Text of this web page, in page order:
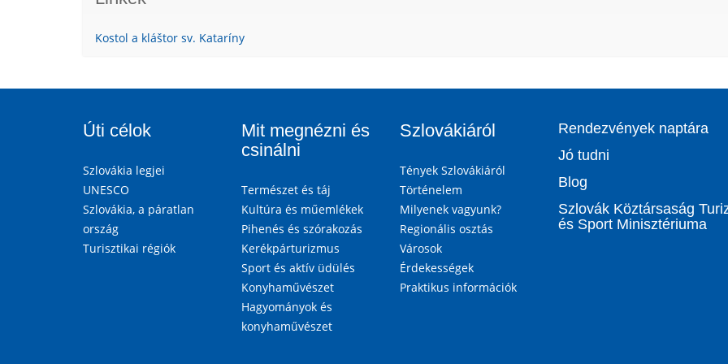
Kostol a kláštor sv. Kataríny
Úti célok
Szlovákia legjei
UNESCO
Szlovákia, a páratlan
ország
Turisztikai régiók
Mit megnézni és
csinálni
Természet és táj
Kultúra és műemlékek
Pihenés és szórakozás
Kerékpárturizmus
Sport és aktív üdülés
Konyhaművészet
Hagyományok és
konyhaművészet
Szlovákiáról
Tények Szlovákiáról
Történelem
Milyenek vagyunk?
Regionális osztás
Városok
Érdekességek
Praktikus információk
Rendezvények naptára
Jó tudni
Blog
Szlovák Köztársaság
és Sport Minisztériuma